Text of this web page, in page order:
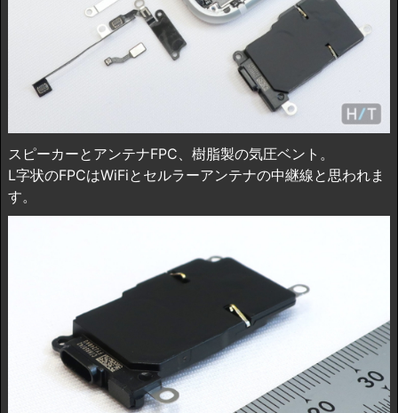
スピーカーとアンテナFPC、樹脂製の気圧ベント。
L字状のFPCはWiFiとセルラーアンテナの中継線と思われま
す。